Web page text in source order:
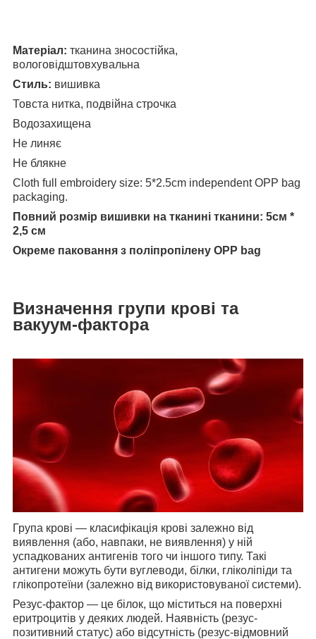
Матеріал: тканина зносостійка,
вологовідштовхувальна
Стиль: вишивка
Товста нитка, подвійна строчка
Водозахищена
Не линяє
Не блякне
Cloth full embroidery size: 5*2.5cm independent OPP bag
packaging.
Повний розмір вишивки на тканині тканини: 5см *
2,5 см
Окреме паковання з поліпропілену OPP bag
Визначення групи крові та
вакуум-фактора
Група крові — класифікація крові залежно від
виявлення (або, навпаки, не виявлення) у ній
успадкованих антигенів того чи іншого типу. Такі
антигени можуть бути вуглеводи, білки, гліколіпіди та
глікопротеїни (залежно від використовуваної системи).
Резус-фактор — це білок, що міститься на поверхні
еритроцитів у деяких людей. Наявність (резус-
позитивний статус) або відсутність (резус-відмовний